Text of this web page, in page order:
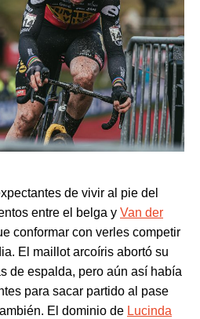
de vivir al pie del
entre el belga y Van der
conformar con verles competir
El maillot arcoíris abortó su
de espalda, pero aún así había
para sacar partido al pase
El dominio de Lucinda